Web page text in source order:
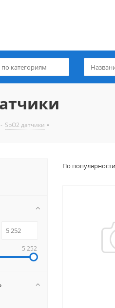
- SpO2 датчики
По популярности
5 252